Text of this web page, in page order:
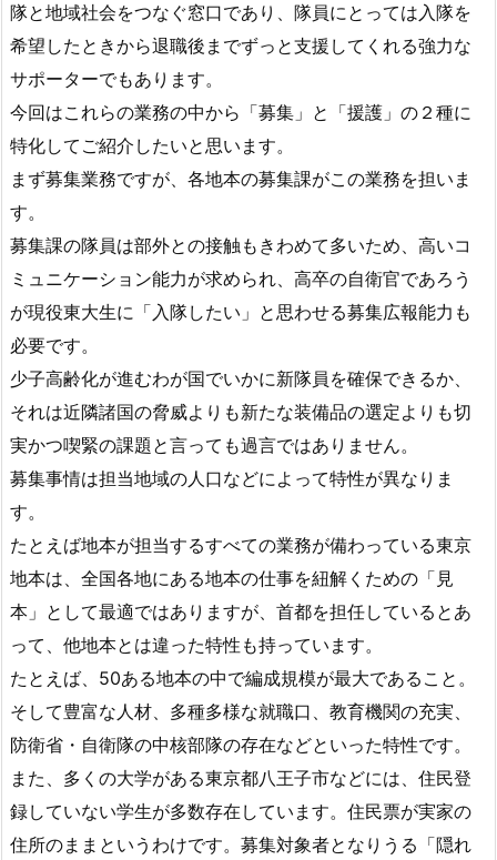
隊と地域社会をつなぐ窓口であり、隊員にとっては入隊を
希望したときから退職後までずっと支援してくれる強力な
サポーターでもあります。
今回はこれらの業務の中から「募集」と「援護」の２種に
特化してご紹介したいと思います。
まず募集業務ですが、各地本の募集課がこの業務を担いま
す。
募集課の隊員は部外との接触もきわめて多いため、高いコ
ミュニケーション能力が求められ、高卒の自衛官であろう
が現役東大生に「入隊したい」と思わせる募集広報能力も
必要です。
少子高齢化が進むわが国でいかに新隊員を確保できるか、
それは近隣諸国の脅威よりも新たな装備品の選定よりも切
実かつ喫緊の課題と言っても過言ではありません。
募集事情は担当地域の人口などによって特性が異なりま
す。
たとえば地本が担当するすべての業務が備わっている東京
地本は、全国各地にある地本の仕事を紐解くための「見
本」として最適ではありますが、首都を担任しているとあ
って、他地本とは違った特性も持っています。
たとえば、50ある地本の中で編成規模が最大であること。
そして豊富な人材、多種多様な就職口、教育機関の充実、
防衛省・自衛隊の中核部隊の存在などといった特性です。
また、多くの大学がある東京都八王子市などには、住民登
録していない学生が多数存在しています。住民票が実家の
住所のままというわけです。募集対象者となりうる「隠れ